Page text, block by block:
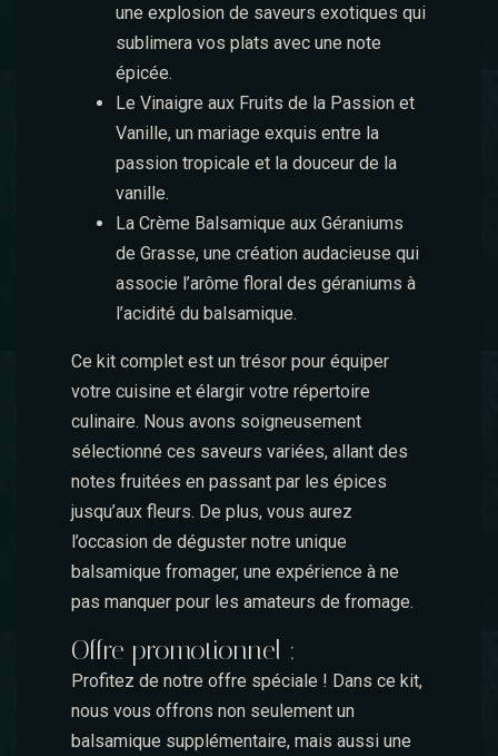
une explosion de saveurs exotiques qui
sublimera vos plats avec une note
épicée.
Le Vinaigre aux Fruits de la Passion et
Vanille, un mariage exquis entre la
passion tropicale et la douceur de la
vanille.
La Crème Balsamique aux Géraniums
de Grasse, une création audacieuse qui
associe l’arôme floral des géraniums à
l’acidité du balsamique.
Ce kit complet est un trésor pour équiper
votre cuisine et élargir votre répertoire
culinaire. Nous avons soigneusement
sélectionné ces saveurs variées, allant des
notes fruitées en passant par les épices
jusqu’aux fleurs. De plus, vous aurez
l’occasion de déguster notre unique
balsamique fromager, une expérience à ne
pas manquer pour les amateurs de fromage.
Offre promotionnel :
Profitez de notre offre spéciale ! Dans ce kit,
nous vous offrons non seulement un
balsamique supplémentaire, mais aussi une